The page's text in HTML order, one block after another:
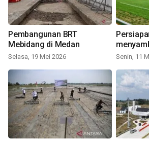
Pembangunan BRT
Mebidang di Medan
Selasa, 19 Mei 2026 Senin, 11